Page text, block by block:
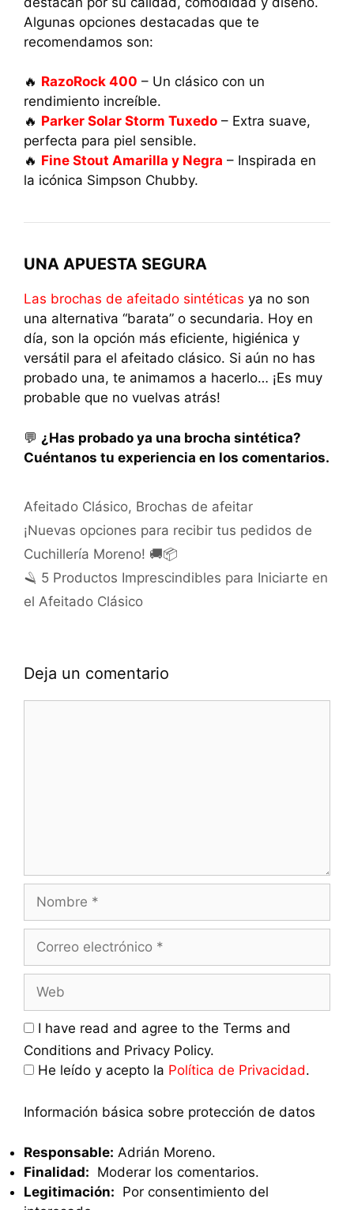
Algunas opciones destacadas que te
recomendamos son:
🔥 RazoRock 400 – Un clásico con un
rendimiento increíble.
🔥 Parker Solar Storm Tuxedo – Extra suave,
perfecta para piel sensible.
🔥 Fine Stout Amarilla y Negra – Inspirada en
la icónica Simpson Chubby.
UNA APUESTA SEGURA
Las brochas de afeitado sintéticas ya no son
una alternativa “barata” o secundaria. Hoy en
día, son la opción más eficiente, higiénica y
versátil para el afeitado clásico. Si aún no has
probado una, te animamos a hacerlo… ¡Es muy
probable que no vuelvas atrás!
💬 ¿Has probado ya una brocha sintética?
Cuéntanos tu experiencia en los comentarios.
Categorías
Afeitado Clásico, Brochas de afeitar
¡Nuevas opciones para recibir tus pedidos de
Cuchillería Moreno! 🚚📦
🪒 5 Productos Imprescindibles para Iniciarte en
el Afeitado Clásico
Deja un comentario
electrónico
I have read and agree to the Terms and
Conditions and Privacy Policy.
He leído y acepto la Política de Privacidad.
Información básica sobre protección de datos
Responsable: Adrián Moreno.
Finalidad: Moderar los comentarios.
Legitimación: Por consentimiento del